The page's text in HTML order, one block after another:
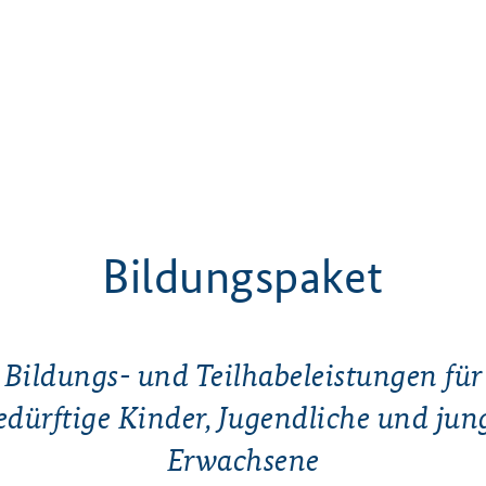
Bildungspaket
Bildungs- und Teilhabeleistungen für
Kinder, Jugendliche und
Erwachsene